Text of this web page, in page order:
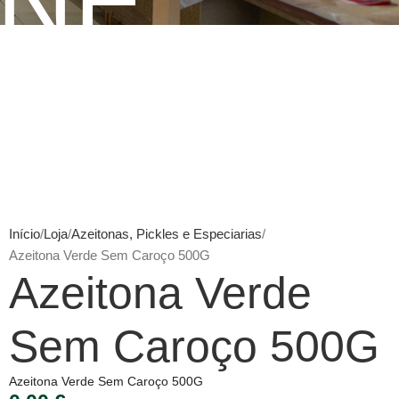
Início Loja Azeitonas, Pickles e Especiarias
Azeitona Verde Sem Caroço 500G
Azeitona Verde
Sem Caroço 500G
Azeitona Verde Sem Caroço 500G